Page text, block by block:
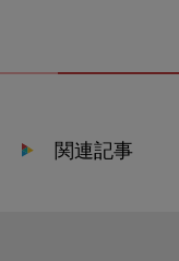
関連記事